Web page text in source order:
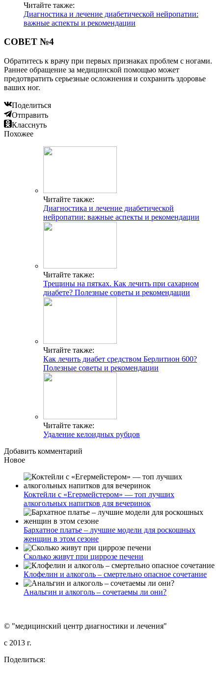
Читайте также:
Диагностика и лечение диабетической нейропатии:
важные аспекты и рекомендации
СОВЕТ №4
Обратитесь к врачу при первых признаках проблем с ногами.
Раннее обращение за медицинской помощью может
предотвратить серьезные осложнения и сохранить здоровье
ваших ног.
Поделиться
Отправить
Класснуть
Похожее
Читайте также:
Диагностика и лечение диабетической
нейропатии: важные аспекты и рекомендации
Читайте также:
Трещины на пятках. Как лечить при сахарном
диабете? Полезные советы и рекомендации
Читайте также:
Как лечить диабет средством Берлитион 600?
Полезные советы и рекомендации
Читайте также:
Удаление келоидных рубцов
Добавить комментарий
Новое
Коктейли с «Егермейстером» — топ лучших
алкогольных напитков для вечеринок
Бархатное платье – лучшие модели для роскошных
женщин в этом сезоне
Сколько живут при циррозе печени
Клофелин и алкоголь – смертельно опасное сочетание
Анальгин и алкоголь – сочетаемы ли они?
© "медицинский центр диагностики и лечения"
c 2013 г.
Поделиться: